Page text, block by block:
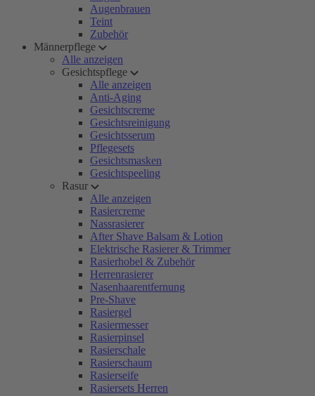
Augenbrauen
Teint
Zubehör
Männerpflege
Alle anzeigen
Gesichtspflege
Alle anzeigen
Anti-Aging
Gesichtscreme
Gesichtsreinigung
Gesichtsserum
Pflegesets
Gesichtsmasken
Gesichtspeeling
Rasur
Alle anzeigen
Rasiercreme
Nassrasierer
After Shave Balsam & Lotion
Elektrische Rasierer & Trimmer
Rasierhobel & Zubehör
Herrenrasierer
Nasenhaarentfernung
Pre-Shave
Rasiergel
Rasiermesser
Rasierpinsel
Rasierschale
Rasierschaum
Rasierseife
Rasiersets Herren